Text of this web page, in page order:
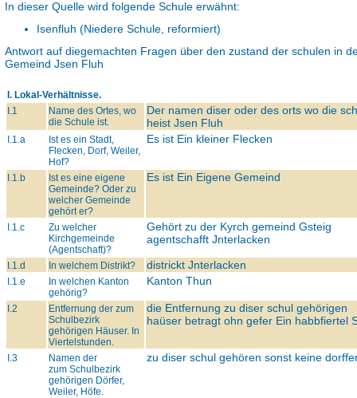
In dieser Quelle wird folgende Schule erwähnt:
Isenfluh (Niedere Schule, reformiert)
Antwort auf diegemachten Fragen über den zustand der schulen in
Gemeind Jsen Fluh
I. Lokal-Verhältnisse.
I.1
Name des Ortes, wo
die Schule ist.
Der namen diser oder des orts wo die
heist Jsen Fluh
I.1.a
Ist es ein Stadt,
Flecken, Dorf, Weiler,
Hof?
Es ist Ein kleiner Flecken
I.1.b
Ist es eine eigene
Gemeinde? Oder zu
welcher Gemeinde
gehört er?
Es ist Ein Eigene Gemeind
I.1.c
Zu welcher
Kirchgemeinde
(Agentschaft)?
Gehört zu der Kyrch gemeind Gsteig
agentschafft Jnterlacken
I.1.d In welchem Distrikt? districkt Jnterlacken
I.1.e
In welchen Kanton
gehörig?
Kanton Thun
I.2
Entfernung der zum
Schulbezirk
gehörigen Häuser. In
Viertelstunden.
die Entfernung zu diser schul gehörigen
haüser betragt ohn gefer Ein habbfiertel
I.3
Namen der
zum Schulbezirk
gehörigen Dörfer,
Weiler, Höfe.
zu diser schul gehören sonst keine